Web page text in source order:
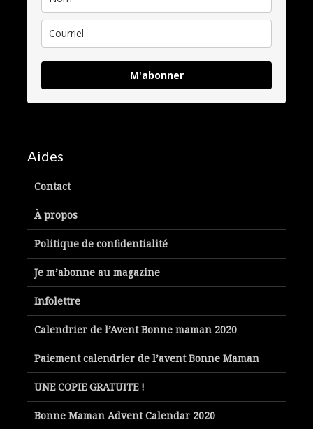
M'abonner
Aides
Contact
À propos
Politique de confidentialité
Je m’abonne au magazine
Infolettre
Calendrier de l’Avent Bonne maman 2020
Paiement calendrier de l’avent Bonne Maman
UNE COPIE GRATUITE !
Bonne Maman Advent Calendar 2020